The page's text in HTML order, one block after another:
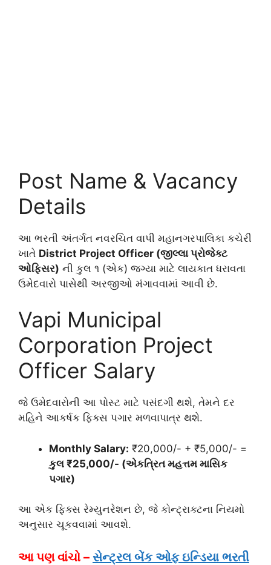
Post Name & Vacancy
Details
આ ભરતી અંતર્ગત નવરચિત વાપી મહાનગરપાલિકા કચેરી
ખાતે District Project Officer (જીલ્લા પ્રોજેક્ટ
ઓફિસર) ની કુલ ૧ (એક) જગ્યા માટે લાયકાત ધરાવતા
ઉમેદવારો પાસેથી અરજીઓ મંગાવવામાં આવી છે.
Vapi Municipal
Corporation Project
Officer Salary
જે ઉમેદવારોની આ પોસ્ટ માટે પસંદગી થશે, તેમને દર
મહિને આકર્ષક ફિક્સ પગાર મળવાપાત્ર થશે.
Monthly Salary: ₹20,000/- + ₹5,000/- =
કુલ ₹25,000/- (એકત્રિત મહત્તમ માસિક
પગાર)
આ એક ફિક્સ રેમ્યુનરેશન છે, જે કોન્ટ્રાક્ટના નિયમો
અનુસાર ચૂકવવામાં આવશે.
આ પણ વાંચો – સેન્ટ્રલ બેંક ઓફ ઇન્ડિયા ભરતી